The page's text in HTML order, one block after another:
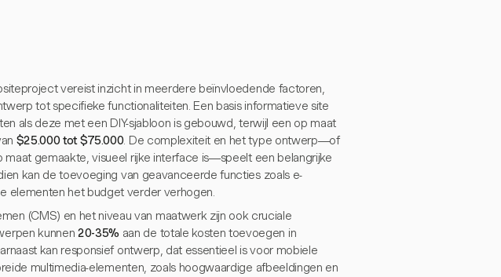
vereist inzicht in meerdere beïnvloedende factoren,
tot specifieke functionaliteiten. Een basis informatieve site
als deze met een DIY-sjabloon is gebouwd, terwijl een op maat
$25.000 tot $75.000. De complexiteit en het type ontwerp—of
gemaakte, visueel rijke interface is—speelt een belangrijke
kan de toevoeging van geavanceerde functies zoals e-
elementen het budget verder verhogen.
(CMS) en het niveau van maatwerk zijn ook cruciale
kunnen 20-35% aan de totale kosten toevoegen in
kan responsief ontwerp, dat essentieel is voor mobiele
multimedia-elementen, zoals hoogwaardige afbeeldingen en